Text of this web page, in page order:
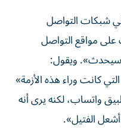
في شبكات التواصل
مواقع التواصل
سيحدث». ويقول:
كانت وراء هذه الأزمة»
واتساب، لكنه يرى أنه
الفتيل».